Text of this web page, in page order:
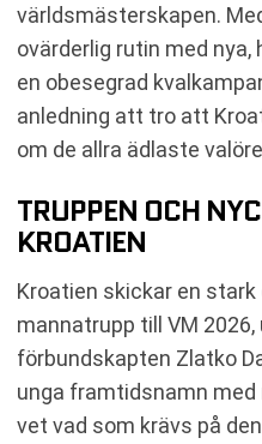
världsmästerskapen.
ovärderlig rutin med nya,
en obesegrad
anledning att tro att
om de allra ädlaste
TRUPPEN OCH
KROATIEN
Kroatien skickar en
mannatrupp till VM
förbundskapten Zlatko
unga framtidsnamn
vet vad som krävs på